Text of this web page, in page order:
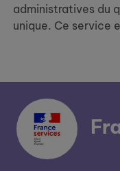
administratives du
unique. Ce service